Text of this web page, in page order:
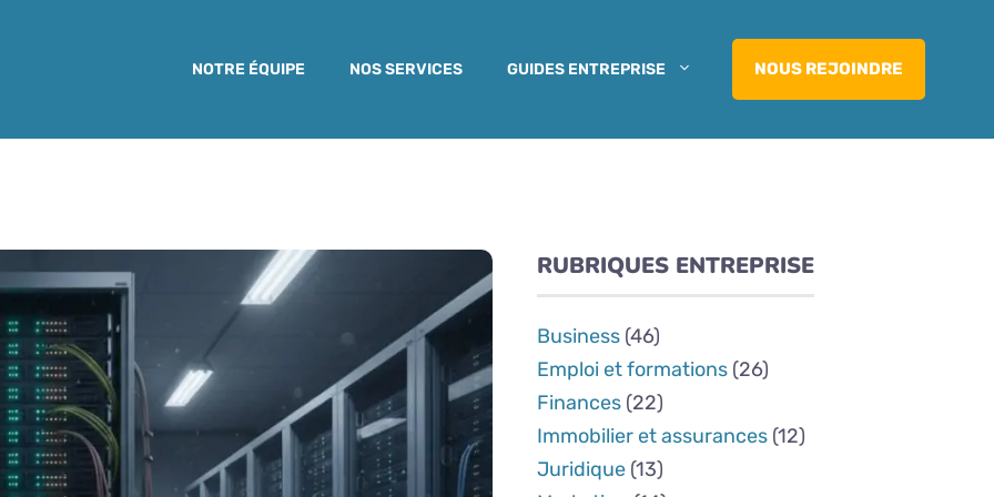
NOTRE ÉQUIPE NOS SERVICES GUIDES ENTREPRISE NOUS REJOINDRE
RUBRIQUES ENTREPRISE
Business (46)
Emploi et formations (26)
Finances (22)
Immobilier et assurances (12)
Juridique (13)